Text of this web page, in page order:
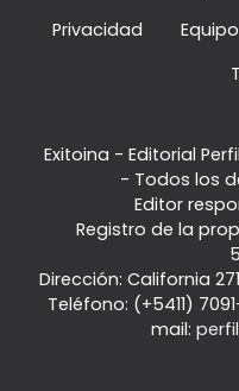
Privacidad
Equipo
Exitoina - Editorial
- Todos los
Editor
Registro de la
Dirección: California
Teléfono: (+5411)
mail: